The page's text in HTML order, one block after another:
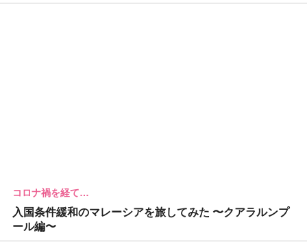
コロナ禍を経て…
入国条件緩和のマレーシアを旅してみた 〜クアラルンプ
ール編〜